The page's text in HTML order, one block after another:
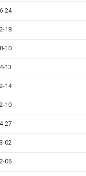
24
18
10
13
14
10
27
02
06